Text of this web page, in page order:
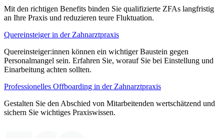
Mit den richtigen Benefits binden Sie qualifizierte ZFAs langfristig
an Ihre Praxis und reduzieren teure Fluktuation.
Quereinsteiger in der Zahnarztpraxis
Quereinsteiger:innen können ein wichtiger Baustein gegen
Personalmangel sein. Erfahren Sie, worauf Sie bei Einstellung und
Einarbeitung achten sollten.
Professionelles Offboarding in der Zahnarztpraxis
Gestalten Sie den Abschied von Mitarbeitenden wertschätzend und
sichern Sie wichtiges Praxiswissen.